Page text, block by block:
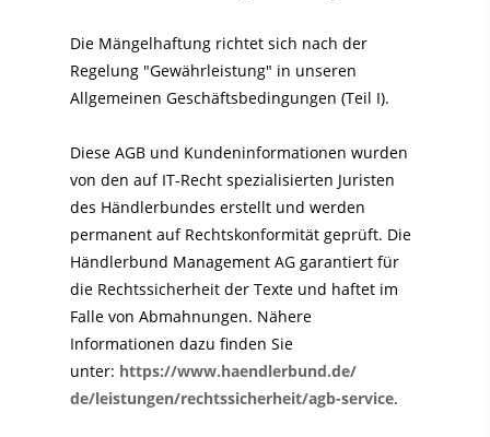
Die Mängelhaftung richtet sich nach der
Regelung "Gewährleistung" in unseren
Allgemeinen Geschäftsbedingungen (Teil I).
Diese AGB und Kundeninformationen wurden
von den auf IT-Recht spezialisierten Juristen
des Händlerbundes erstellt und werden
permanent auf Rechtskonformität geprüft. Die
Händlerbund Management AG garantiert für
die Rechtssicherheit der Texte und haftet im
Falle von Abmahnungen. Nähere
Informationen dazu finden Sie
unter: https://www.haendlerbund.de/
de/leistungen/rechtssicherheit/agb-service.